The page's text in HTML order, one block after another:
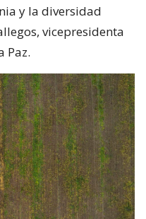
y la diversidad
vicepresidenta
Paz.